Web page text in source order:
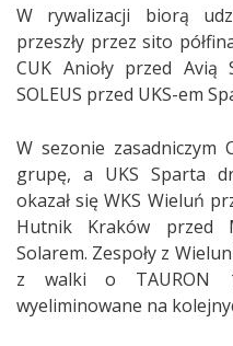
W rywalizacji biorą
przeszły przez sito
CUK Anioły przed
SOLEUS przed UKS-em
W sezonie zasadniczym
grupę, a UKS Sparta
okazał się WKS Wieluń
Hutnik Kraków przed
Solarem. Zespoły z
z walki o TAURON
wyeliminowane na